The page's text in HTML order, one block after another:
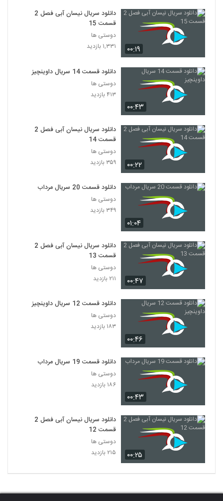
۰۰:۱۹
دانلود سریال نیسان آبی فصل 2
قسمت 15
دوستی ها
۱,۳۳۱ بازدید
۰۰:۴۳
دانلود قسمت 14 سریال داوینچیز
دوستی ها
۴۱۳ بازدید
۰۰:۲۲
دانلود سریال نیسان آبی فصل 2
قسمت 14
دوستی ها
۳۵۹ بازدید
۰۱:۰۴
دانلود قسمت 20 سریال مرداب
دوستی ها
۳۴۹ بازدید
۰۰:۴۷
دانلود سریال نیسان آبی فصل 2
قسمت 13
دوستی ها
۲۱۱ بازدید
۰۰:۴۶
دانلود قسمت 12 سریال داوینچیز
دوستی ها
۱۸۳ بازدید
۰۰:۴۳
دانلود قسمت 19 سریال مرداب
دوستی ها
۱۸۶ بازدید
۰۰:۲۵
دانلود سریال نیسان آبی فصل 2
قسمت 12
دوستی ها
۲۱۵ بازدید